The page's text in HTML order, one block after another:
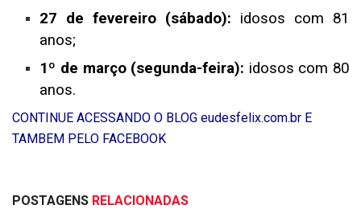
27 de fevereiro (sábado): idosos com 81
anos;
1º de março (segunda-feira): idosos com 80
anos.
CONTINUE ACESSANDO O BLOG eudesfelix.com.br E
TAMBEM PELO FACEBOOK
POSTAGENS RELACIONADAS